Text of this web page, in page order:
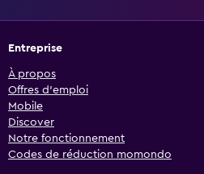
Entreprise
À propos
Offres d’emploi
Mobile
Discover
Notre fonctionnement
Codes de réduction momondo